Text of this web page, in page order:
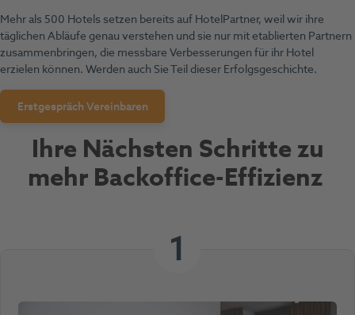
Mehr als 500 Hotels setzen bereits auf HotelPartner, weil wir ihre
täglichen Abläufe genau verstehen und sie nur mit etablierten Partnern
zusammenbringen, die messbare Verbesserungen für ihr Hotel
erzielen können. Werden auch Sie Teil dieser Erfolgsgeschichte.
Erstgespräch Vereinbaren
Ihre Nächsten Schritte zu
mehr Backoffice-Effizienz
1